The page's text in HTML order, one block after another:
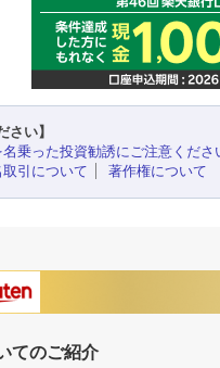
さい】
名乗った投資勧誘にご注意くださ
引について
著作権について
てのご紹介